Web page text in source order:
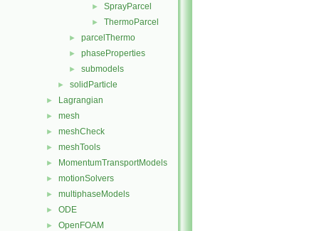
► SprayParcel
► ThermoParcel
► parcelThermo
► phaseProperties
► submodels
► solidParticle
► Lagrangian
► mesh
► meshCheck
► meshTools
► MomentumTransportModels
► motionSolvers
► multiphaseModels
► ODE
► OpenFOAM